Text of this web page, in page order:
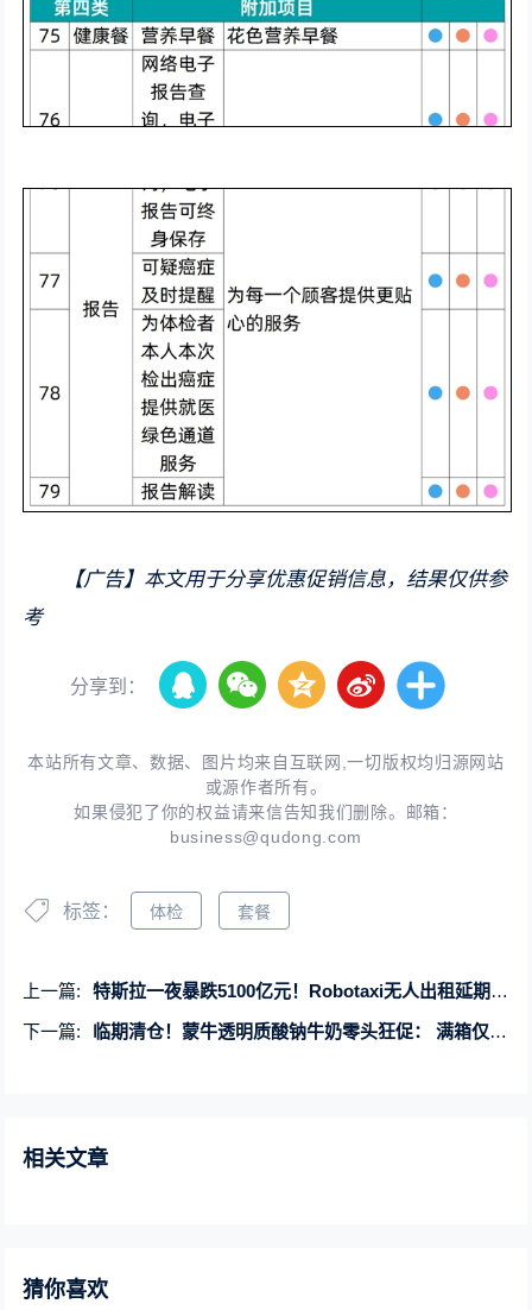
【广告】本文用于分享优惠促销信息，结果仅供参
考
分享到：
本站所有文章、数据、图片均来自互联网,一切版权均归源网站
或源作者所有。
如果侵犯了你的权益请来信告知我们删除。邮箱：
business@qudong.com
标签： 体检 套餐
上一篇:
特斯拉一夜暴跌5100亿元！Robotaxi无人出租延期引股价地震
下一篇:
临期清仓！蒙牛透明质酸钠牛奶零头狂促： 满箱仅需18元
相关文章
猜你喜欢